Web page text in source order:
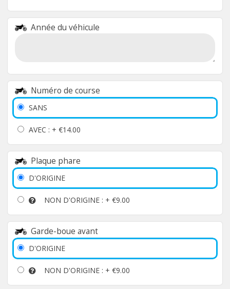
Année du véhicule
Numéro de course
SANS
AVEC : + €14.00
Plaque phare
D'ORIGINE
NON D'ORIGINE : + €9.00
Garde-boue avant
D'ORIGINE
NON D'ORIGINE : + €9.00